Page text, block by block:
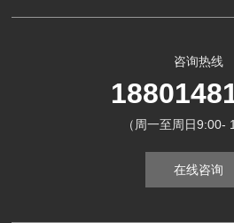
咨询热线
（周一至周日9:00-
在线咨询